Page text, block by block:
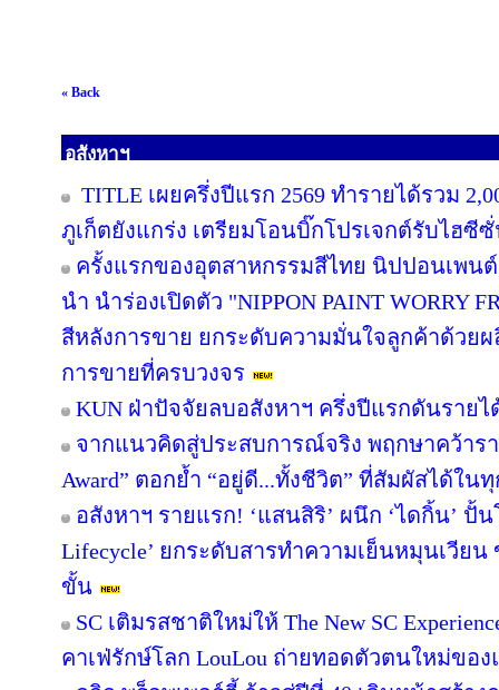
« Back
อสังหาฯ
TITLE เผยครึ่งปีแรก 2569 ทำรายได้รวม
ภูเก็ตยังแกร่ง เตรียมโอนบิ๊กโปรเจกต์รับไฮซี
ครั้งแรกของอุตสาหกรรมสีไทย นิปปอนเพน
นำ นำร่องเปิดตัว "NIPPON PAINT
สีหลังการขาย ยกระดับความมั่นใจลูกค้าด้ว
การขายที่ครบวงจร
KUN ฝ่าปัจจัยลบอสังหาฯ ครึ่งปีแรกดันรายไ
จากแนวคิดสู่ประสบการณ์จริง พฤกษาคว้ารา
Award” ตอกย้ำ “อยู่ดี...ทั้งชีวิต” ที่สัมผัสได้ใน
อสังหาฯ รายแรก! ‘แสนสิริ’ ผนึก ‘ไดกิ้น’ ปั้น
Lifecycle’ ยกระดับสารทำความเย็นหมุนเวียน
ขั้น
SC เติมรสชาติใหม่ให้ The New SC
คาเฟ่รักษ์โลก LouLou ถ่ายทอดตัวตนใหม่ขอ